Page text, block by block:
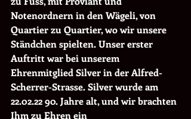
Notenordnern in den Wägeli, von
Quartier zu Quartier, wo wir unsere
Ständchen spielten. Unser erster
Auftritt war bei unserem
Ehrenmitglied Silver in der Alfred-
Scherrer-Strasse. Silver wurde am
22.02.22 90. Jahre alt, und wir brachten
Ihm zu Ehren ein